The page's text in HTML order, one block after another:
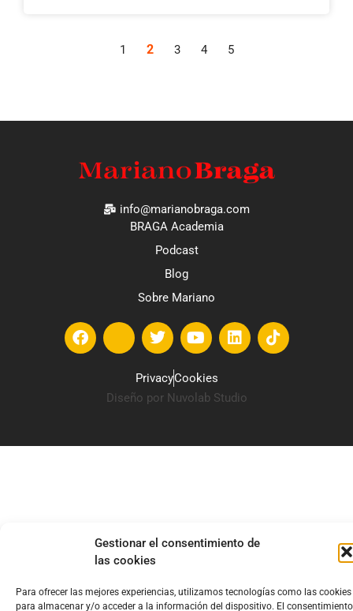
Gestionar el consentimiento de
las cookies
Para ofrecer las mejores experiencias, utilizamos tecnologías como las cookies
para almacenar y/o acceder a la información del dispositivo. El consentimiento
1 2 3 4 5
info@marianobraga.com
BRAGA Academia
Podcast
Blog
Sobre Mariano
PrivacyCookies
Diseño por Nuvolab Studio